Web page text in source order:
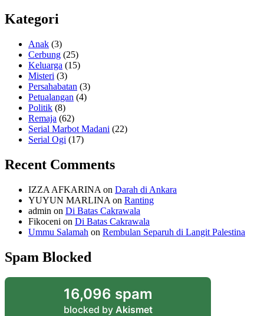
Kategori
Anak (3)
Cerbung (25)
Keluarga (15)
Misteri (3)
Persahabatan (3)
Petualangan (4)
Politik (8)
Remaja (62)
Serial Marbot Madani (22)
Serial Ogi (17)
Recent Comments
IZZA AFKARINA on Darah di Ankara
YUYUN MARLINA on Ranting
admin on Di Batas Cakrawala
Fikoceni on Di Batas Cakrawala
Ummu Salamah on Rembulan Separuh di Langit Palestina
Spam Blocked
16,096 spam
blocked by Akismet